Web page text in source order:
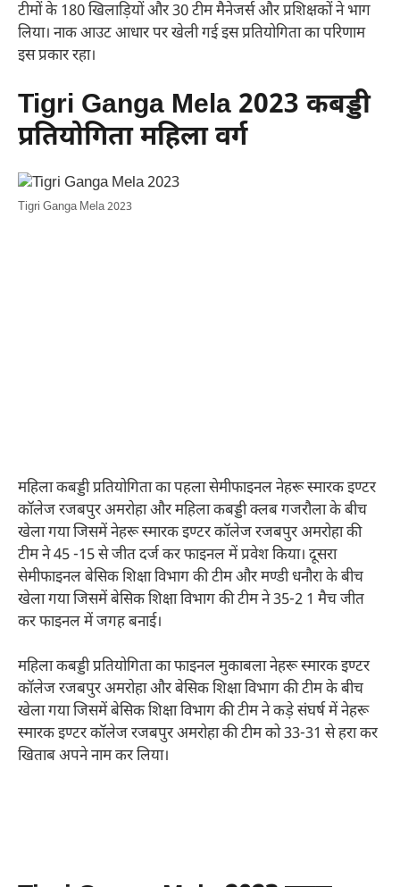
टीमों के 180 खिलाड़ियों और 30 टीम मैनेजर्स और प्रशिक्षकों ने भाग
लिया। नाक आउट आधार पर खेली गई इस प्रतियोगिता का परिणाम
इस प्रकार रहा।
Tigri Ganga Mela 2023 कबड्डी
प्रतियोगिता महिला वर्ग
Tigri Ganga Mela 2023
महिला कबड्डी प्रतियोगिता का पहला सेमीफाइनल नेहरू स्मारक इण्टर
कॉलेज रजबपुर अमरोहा और महिला कबड्डी क्लब गजरौला के बीच
खेला गया जिसमें नेहरू स्मारक इण्टर कॉलेज रजबपुर अमरोहा की
टीम ने 45 -15 से जीत दर्ज कर फाइनल में प्रवेश किया। दूसरा
सेमीफाइनल बेसिक शिक्षा विभाग की टीम और मण्डी धनौरा के बीच
खेला गया जिसमें बेसिक शिक्षा विभाग की टीम ने 35-2 1 मैच जीत
कर फाइनल में जगह बनाई।
महिला कबड्डी प्रतियोगिता का फाइनल मुकाबला नेहरू स्मारक इण्टर
कॉलेज रजबपुर अमरोहा और बेसिक शिक्षा विभाग की टीम के बीच
खेला गया जिसमें बेसिक शिक्षा विभाग की टीम ने कड़े संघर्ष में नेहरू
स्मारक इण्टर कॉलेज रजबपुर अमरोहा की टीम को 33-31 से हरा कर
खिताब अपने नाम कर लिया।